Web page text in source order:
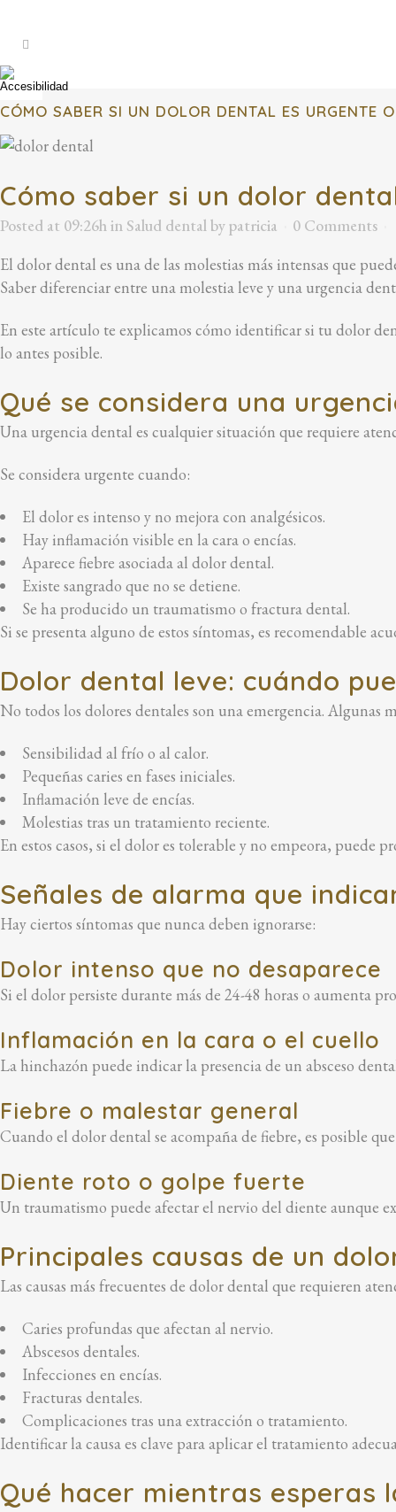
CÓMO SABER SI UN DOLOR DENTAL ES URGENTE
Cómo saber si un dolor
Posted at 09:26hin Salud dentalbypatricia
0 Comments
El dolor dental es una de las molestias más intensas que
Saber diferenciar entre una molestia leve y una urgencia
En este artículo te explicamos cómo identificar si tu dolor
lo antes posible.
Qué se considera una
Una urgencia dental es cualquier situación que requiere
Se considera urgente cuando:
El dolor es intenso y no mejora con analgésicos.
Hay inflamación visible en la cara o encías.
Aparece fiebre asociada al dolor dental.
Existe sangrado que no se detiene.
Se ha producido un traumatismo o fractura dental.
Si se presenta alguno de estos síntomas, es recomendable
Dolor dental leve: cuándo
No todos los dolores dentales son una emergencia. Algunas
Sensibilidad al frío o al calor.
Pequeñas caries en fases iniciales.
Inflamación leve de encías.
Molestias tras un tratamiento reciente.
En estos casos, si el dolor es tolerable y no empeora, puede
Señales de alarma que
Hay ciertos síntomas que nunca deben ignorarse:
Dolor intenso que no desaparece
Si el dolor persiste durante más de 24-48 horas o aumenta
Inflamación en la cara o el cuello
La hinchazón puede indicar la presencia de un absceso
Fiebre o malestar general
Cuando el dolor dental se acompaña de fiebre, es posible
Diente roto o golpe fuerte
Un traumatismo puede afectar el nervio del diente aunque
Principales causas de un
Las causas más frecuentes de dolor dental que requieren
Caries profundas que afectan al nervio.
Abscesos dentales.
Infecciones en encías.
Fracturas dentales.
Complicaciones tras una extracción o tratamiento.
Identificar la causa es clave para aplicar el tratamiento
Qué hacer mientras esperas